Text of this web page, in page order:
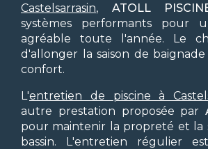
Castelsarrasin, ATOLL
systèmes performants pour
agréable toute l'année. Le
d'allonger la saison de
confort.
L'entretien de piscine à
autre prestation proposée par
pour maintenir la propreté et la
bassin. L'entretien régulier